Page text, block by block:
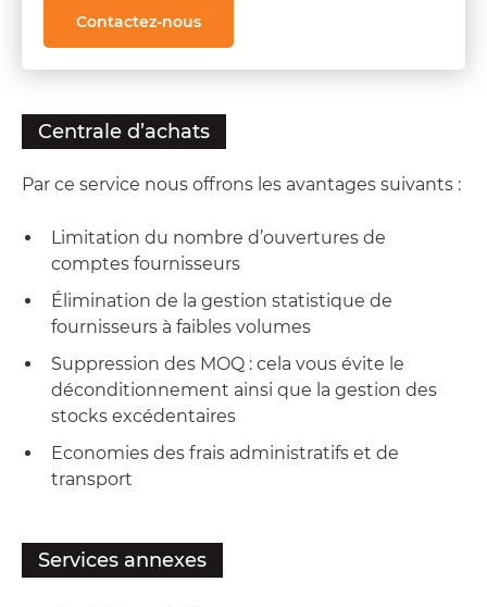
Contactez-nous
Centrale d’achats
Par ce service nous offrons les avantages suivants :
Limitation du nombre d’ouvertures de
comptes fournisseurs
Élimination de la gestion statistique de
fournisseurs à faibles volumes
Suppression des MOQ : cela vous évite le
déconditionnement ainsi que la gestion des
stocks excédentaires
Economies des frais administratifs et de
transport
Services annexes